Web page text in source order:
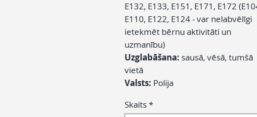
E132, E133, E151, E171, E172
E110, E122, E124 - var nelabvēlīgi
ietekmēt bērnu aktivitāti un
uzmanību)
Uzglabāšana: sausā, vēsā, tumšā
vietā
Valsts: Polija
Skaits*